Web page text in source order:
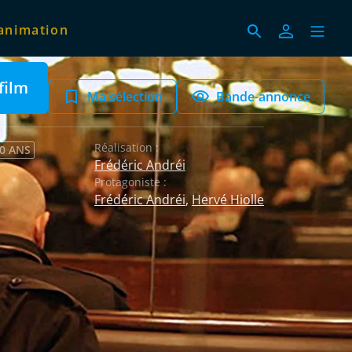
Ma sélection Bande-annonce
ANS Réalisation :
Frédéric Andréi
Protagoniste :
Frédéric Andréi, Hervé Hiolle